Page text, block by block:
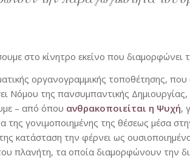
στο κίνητρο εκείνο που διαμορφώνει
οργανογραμμικής τοποθέτησης, που
Νόμου της πανσυμπαντικής
– από όπου ανθρακοποιείται η Ψυχή,
της γονιμοποιημένης της θέσεως μέσα
κατάσταση την φέρνει ως
πλανήτη, τα οποία διαμορφώνουν την